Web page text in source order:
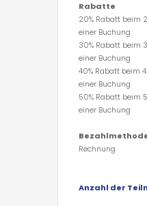
Rabatte
20% Rabatt beim
einer Buchung
30% Rabatt beim
einer Buchung
40% Rabatt beim
einer Buchung
50% Rabatt beim
einer Buchung
Rechnung
Anzahl der